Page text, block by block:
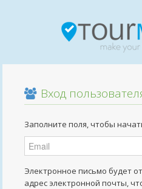
Вход
Заполните поля, чтобы
Электронное письмо будет
адрес электронной почты,